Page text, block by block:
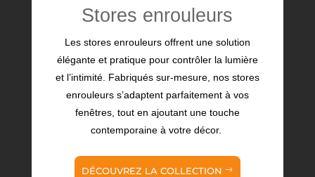
Stores enrouleurs
Les stores enrouleurs offrent une solution
élégante et pratique pour contrôler la lumière
et l’intimité. Fabriqués sur-mesure, nos stores
enrouleurs s’adaptent parfaitement à vos
fenêtres, tout en ajoutant une touche
contemporaine à votre décor.
DÉCOUVREZ LA COLLECTION